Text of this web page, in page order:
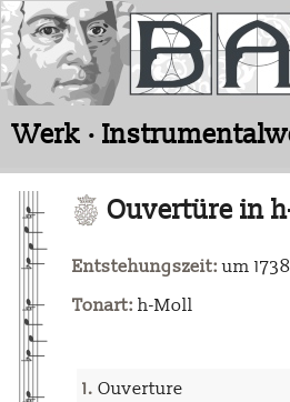
Werk ·
Ouvertüre in
Entstehungszeit: um
Tonart: h-Moll
1. Ouverture